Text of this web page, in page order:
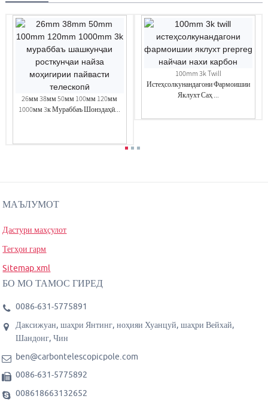
26мм 38мм 50мм 100мм 120мм
1000мм 3к Мураббаъ Шонздаҳӣ...
100mm 3k Twill
Истеҳсолкунандагони Фармоишии
Яклухт Саҳ ...
МАЪЛУМОТ
Дастури маҳсулот
Тегҳои гарм
Sitemap.xml
БО МО ТАМОС ГИРЕД
0086-631-5775891
Даксижуан, шаҳри Янтинг, ноҳияи Хуанцуй, шаҳри Вейхай,
Шандонг, Чин
ben@carbontelescopicpole.com
0086-631-5775892
008618663132652